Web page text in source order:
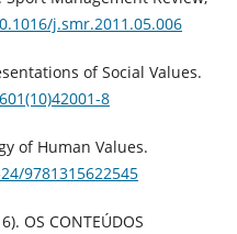
j.smr.2011.05.006
of Social Values.
8
of Human Values.
9781315622545
OS CONTEÚDOS